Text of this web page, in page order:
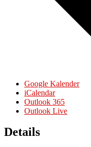
Google Kalender
iCalendar
Outlook 365
Outlook Live
Details